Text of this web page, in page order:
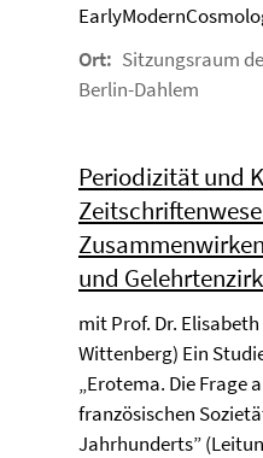
Ort: Sitzungsraum
Berlin-Dahlem
Periodizität und
und
mit Prof. Dr.
Wittenberg) Ein
„Erotema. Die Frage
französischen
Jahrhunderts”